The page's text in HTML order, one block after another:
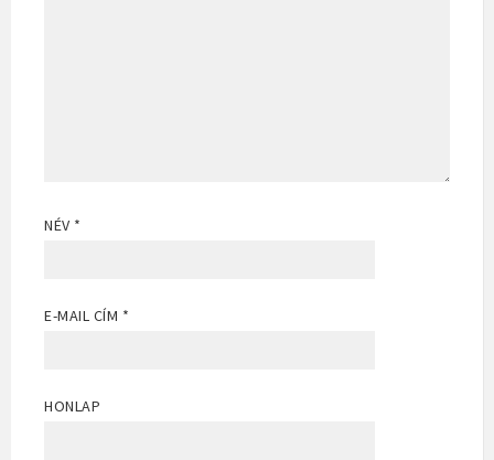
NÉV *
E-MAIL CÍM *
HONLAP